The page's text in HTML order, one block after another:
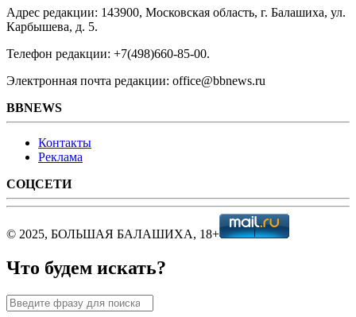
Адрес редакции: 143900, Московская область, г. Балашиха, ул.
Карбышева, д. 5.
Телефон редакции: +7(498)660-85-00.
Электронная почта редакции: office@bbnews.ru
BBNEWS
Контакты
Реклама
СОЦСЕТИ
© 2025, БОЛЬШАЯ БАЛАШИХА, 18+
Что будем искать?